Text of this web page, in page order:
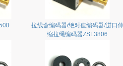
拉线盒编码器/绝对值编码器/进口伸
缩拉绳编码器ZSL3806